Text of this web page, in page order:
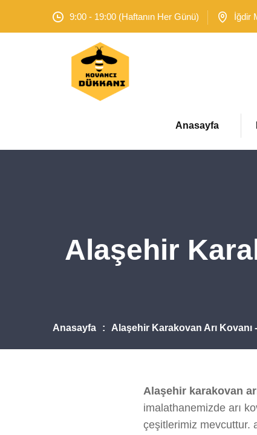
9:00 - 19:00 (Haftanın Her Günü) İğdir
Anasayfa
Alaşehir
Anasayfa Alaşehir Karakovan Arı Kovanı
Alaşehir karakovan
imalathanemizde arı
çeşitlerimiz mevcuttur.